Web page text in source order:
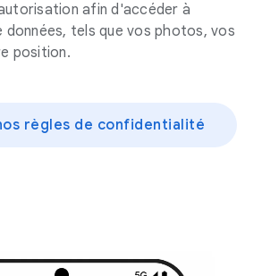
afin d'accéder à
tels que vos photos, vos
position.
règles de confidentialité